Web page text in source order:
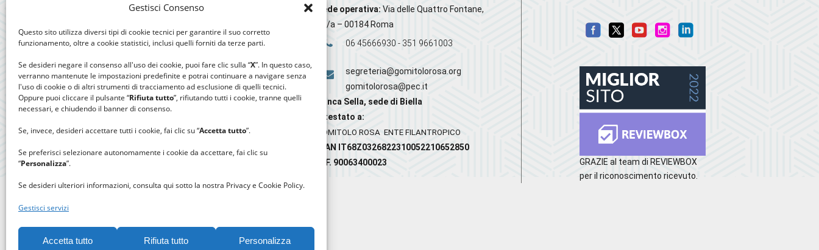
Gestisci Consenso
Questo sito utilizza diversi tipi di cookie tecnici per garantire il suo corretto
funzionamento, oltre a cookie statistici, inclusi quelli forniti da terze parti.
Se desideri negare il consenso all'uso dei cookie, puoi fare clic sulla “X”. In questo caso,
verranno mantenute le impostazioni predefinite e potrai continuare a navigare senza
l'uso di cookie o di altri strumenti di tracciamento ad esclusione di quelli tecnici.
Oppure puoi cliccare il pulsante “Rifiuta tutto”, rifiutando tutti i cookie, tranne quelli
necessari, e chiudendo il banner di consenso.
Se, invece, desideri accettare tutti i cookie, fai clic su “Accetta tutto”.
Se preferisci selezionare autonomamente i cookie da accettare, fai clic su
“Personalizza”.
Se desideri ulteriori informazioni, consulta qui sotto la nostra Privacy e Cookie Policy.
Gestisci servizi
Accetta tutto Rifiuta tutto Personalizza
Sede operativa: Via delle Quattro Fontane,
20/a – 00184 Roma
06 45666930 - 351 9661003
segreteria@gomitolorosa.org
gomitolorosa@pec.it
Banca Sella, sede di Biella
Intestato a:
GOMITOLO ROSA ENTE FILANTROPICO
IBAN IT68Z0326822310052210652850
C.F. 90063400023
GRAZIE al team di REVIEWBOX
per il riconoscimento ricevuto.